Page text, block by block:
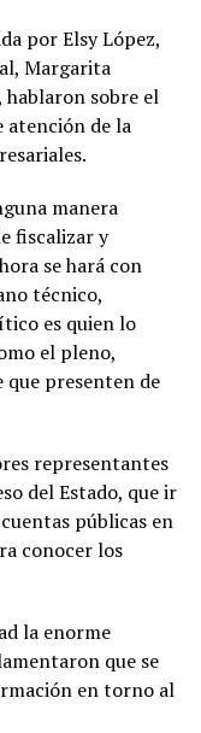
por Elsy López,
Margarita
sobre el
atención de la
manera
fiscalizar y
se hará con
técnico,
es quien lo
el pleno,
presenten de
representantes
del Estado, que ir
públicas en
conocer los
la enorme
que se
en torno al